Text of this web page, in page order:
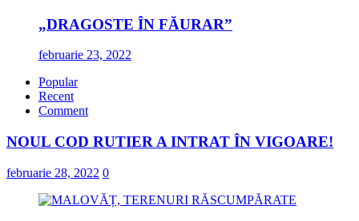
„DRAGOSTE ÎN FĂURAR”
februarie 23, 2022
Popular
Recent
Comment
NOUL COD RUTIER A INTRAT ÎN VIGOARE!
februarie 28, 2022 0